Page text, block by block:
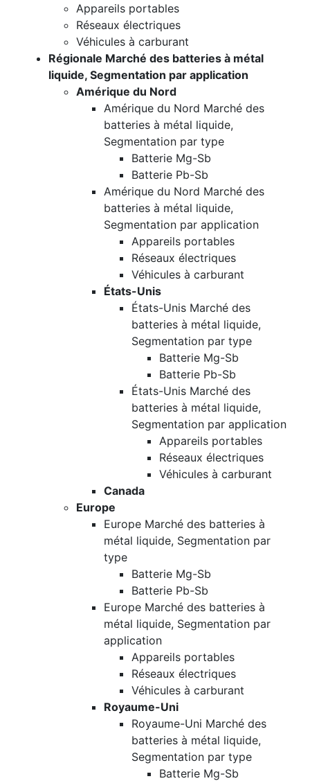
Appareils portables
Réseaux électriques
Véhicules à carburant
Régionale Marché des batteries à métal
liquide, Segmentation par application
Amérique du Nord
Amérique du Nord Marché des
batteries à métal liquide,
Segmentation par type
Batterie Mg-Sb
Batterie Pb-Sb
Amérique du Nord Marché des
batteries à métal liquide,
Segmentation par application
Appareils portables
Réseaux électriques
Véhicules à carburant
États-Unis
États-Unis Marché des
batteries à métal liquide,
Segmentation par type
Batterie Mg-Sb
Batterie Pb-Sb
États-Unis Marché des
batteries à métal liquide,
Segmentation par application
Appareils portables
Réseaux électriques
Véhicules à carburant
Canada
Europe
Europe Marché des batteries à
métal liquide, Segmentation par
type
Batterie Mg-Sb
Batterie Pb-Sb
Europe Marché des batteries à
métal liquide, Segmentation par
application
Appareils portables
Réseaux électriques
Véhicules à carburant
Royaume-Uni
Royaume-Uni Marché des
batteries à métal liquide,
Segmentation par type
Batterie Mg-Sb